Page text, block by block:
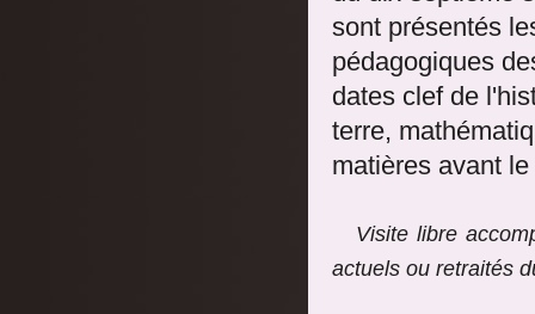
sont présentés
pédagogiques
dates clef de
terre,
matières avant
Visite libre
actuels ou retraités